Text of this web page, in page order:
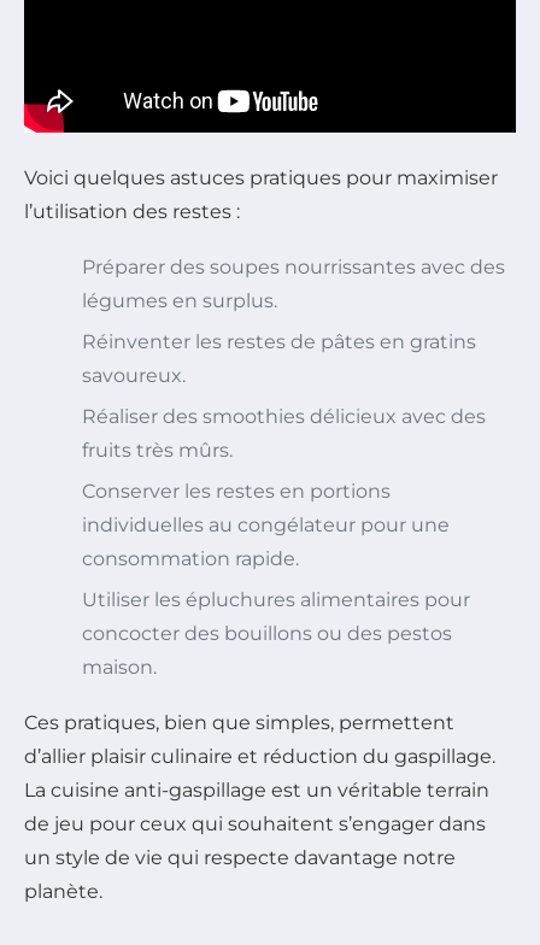
Voici quelques astuces pratiques pour maximiser
l’utilisation des restes :
Préparer des soupes nourrissantes avec des
légumes en surplus.
Réinventer les restes de pâtes en gratins
savoureux.
Réaliser des smoothies délicieux avec des
fruits très mûrs.
Conserver les restes en portions
individuelles au congélateur pour une
consommation rapide.
Utiliser les épluchures alimentaires pour
concocter des bouillons ou des pestos
maison.
Ces pratiques, bien que simples, permettent
d’allier plaisir culinaire et réduction du gaspillage.
La cuisine anti-gaspillage est un véritable terrain
de jeu pour ceux qui souhaitent s’engager dans
un style de vie qui respecte davantage notre
planète.